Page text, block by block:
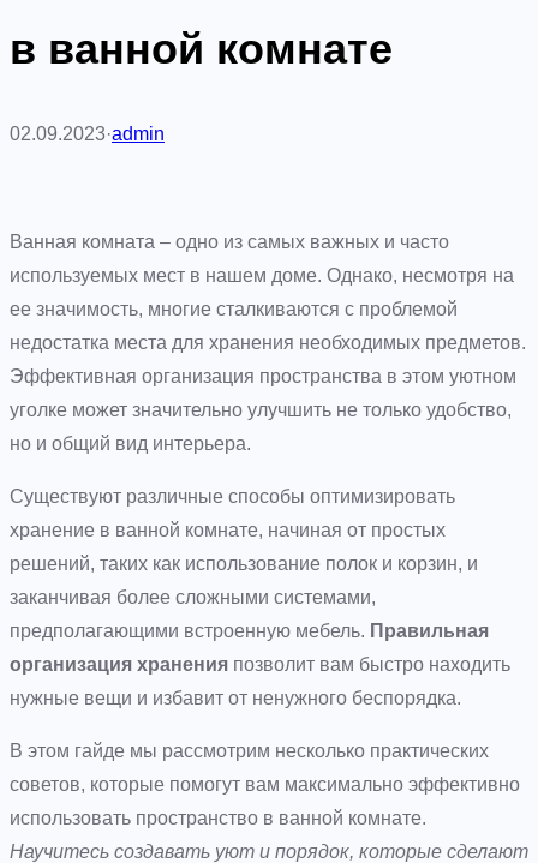
в ванной комнате
02.09.2023·admin
Ванная комната – одно из самых важных и часто
используемых мест в нашем доме. Однако, несмотря на
ее значимость, многие сталкиваются с проблемой
недостатка места для хранения необходимых предметов.
Эффективная организация пространства в этом уютном
уголке может значительно улучшить не только удобство,
но и общий вид интерьера.
Существуют различные способы оптимизировать
хранение в ванной комнате, начиная от простых
решений, таких как использование полок и корзин, и
заканчивая более сложными системами,
предполагающими встроенную мебель. Правильная
организация хранения позволит вам быстро находить
нужные вещи и избавит от ненужного беспорядка.
В этом гайде мы рассмотрим несколько практических
советов, которые помогут вам максимально эффективно
использовать пространство в ванной комнате.
Научитесь создавать уют и порядок, которые сделают